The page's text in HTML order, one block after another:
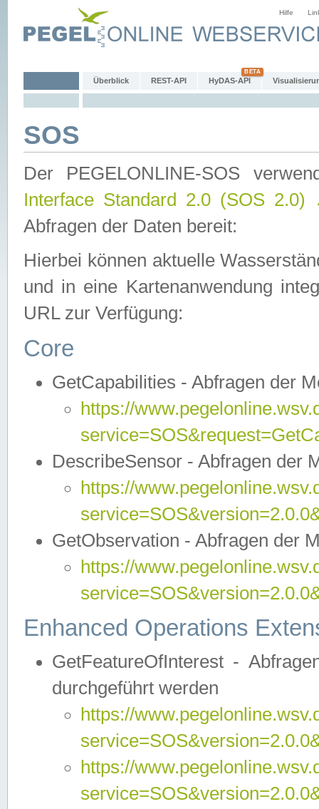
Hilfe
Überblick REST-API HyDAS-API
SOS
Der PEGELONLINE-SOS
Interface Standard 2.0 (SOS 2.0)
Abfragen der Daten bereit:
Hierbei können aktuelle
und in eine Kartenanwendung
URL zur Verfügung:
Core
GetCapabilities - Abfragen der
https://
DescribeSensor - Abfragen der
https://
GetObservation - Abfragen der
https://
Enhanced Operations
GetFeatureOfInterest -
durchgeführt werden
https://
https://